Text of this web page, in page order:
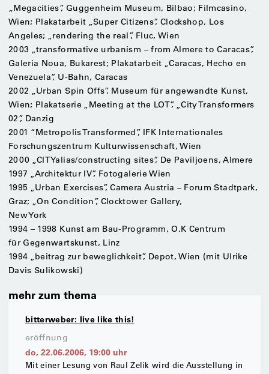
„Megacities”, Guggenheim Museum, Bilbao; Filmcasino,
Wien; Plakatarbeit „Super Citizens”, Clockshop, Los
Angeles; „rendering the real”, Fluc, Wien
2003 „transformative urbanism – from Almere to Caracas”,
Galeria Noua, Bukarest; Plakatarbeit „Caracas, Hecho en
Venezuela”, U-Bahn, Caracas
2002 „Urban Spin Offs”, Museum für angewandte Kunst,
Wien; Plakatserie „Meeting at the LOT”, „City Transformers
02”, Danzig
2001 “Metropolis Transformed”, IFK Internationales
Forschungszentrum Kulturwissenschaft, Wien
2000 „CITYalias/constructing sites”, De Paviljoens, Almere
1997 „Architektur IV”, Fotogalerie Wien
1995 „Urban Exercises”, Camera Austria – Forum Stadtpark,
Graz; „On Condition”, Clocktower Gallery,
New York
1994 – 1998 Kunst am Bau-Programm, O.K Centrum
für Gegenwartskunst, Linz
1994 „beitrag zur beweglichkeit”, Depot, Wien (mit Ulrike
Davis Sulikowski)
mehr zum thema
bitterweber: live like this!
eröffnung
do, 22.06.2006, 19:00 uhr
Mit einer Lesung von Raul Zelik wird die Ausstellung in